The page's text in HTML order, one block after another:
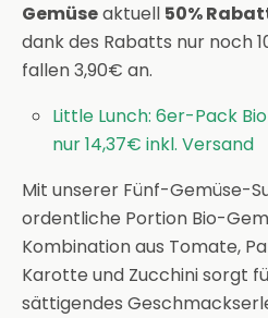
Gemüseaktuell 50%
dank des Rabatts nur noch
fallen 3,90€ an.
Little Lunch: 6er-Pack
nur 14,37€ inkl. Versand
Mit unserer Fünf-Gemüse-
ordentliche Portion Bio-
Kombination aus Tomate,
Karotte und Zucchini sorgt
sättigendes